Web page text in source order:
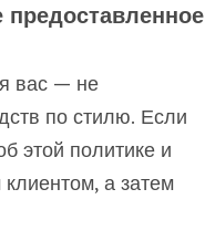
вас — не
по стилю. Если
этой политике и
а затем